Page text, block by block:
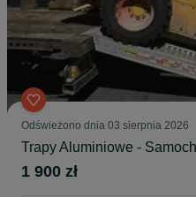
Odświeżono dnia 03 sierpnia 2026
Trapy Aluminiowe -
1 900 zł